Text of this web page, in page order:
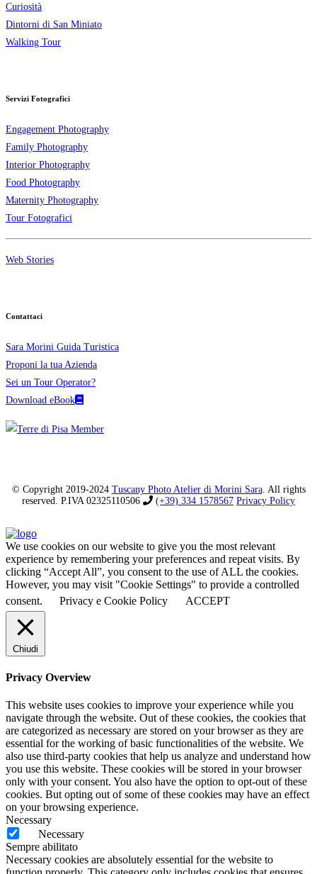
Curiosità
Dintorni di San Miniato
Walking Tour
Servizi Fotografici
Engagement Photography
Family Photography
Interior Photography
Food Photography
Maternity Photography
Tour Fotografici
Web Stories
Contattaci
Sara Morini Guida Turistica
Proponi la tua Azienda
Sei un Tour Operator?
Download eBook
© Copyright 2019-2024 Tuscany Photo Atelier di Morini Sara. All rights
reserved. P.IVA 02325110506
(+39) 334 1578567 Privacy Policy
We use cookies on our website to give you the most relevant
experience by remembering your preferences and repeat visits. By
clicking “Accept All”, you consent to the use of ALL the cookies.
However, you may visit "Cookie Settings" to provide a controlled
consent.
Privacy e Cookie Policy ACCEPT
Chiudi
Privacy Overview
This website uses cookies to improve your experience while you
navigate through the website. Out of these cookies, the cookies that
are categorized as necessary are stored on your browser as they are
essential for the working of basic functionalities of the website. We
also use third-party cookies that help us analyze and understand how
you use this website. These cookies will be stored in your browser
only with your consent. You also have the option to opt-out of these
cookies. But opting out of some of these cookies may have an effect
on your browsing experience.
Necessary
Necessary
Sempre abilitato
Necessary cookies are absolutely essential for the website to